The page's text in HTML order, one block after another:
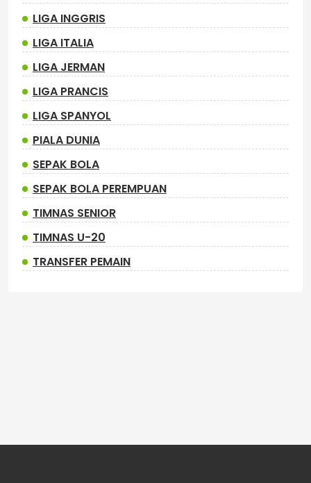
LIGA INGGRIS
LIGA ITALIA
LIGA JERMAN
LIGA PRANCIS
LIGA SPANYOL
PIALA DUNIA
SEPAK BOLA
SEPAK BOLA PEREMPUAN
TIMNAS SENIOR
TIMNAS U-20
TRANSFER PEMAIN